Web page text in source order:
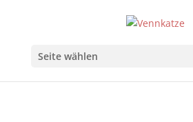
Seite wählen